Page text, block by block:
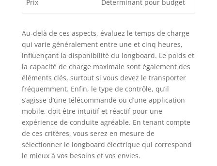
Prix Déterminant pour budget
Au-delà de ces aspects, évaluez le temps de charge
qui varie généralement entre une et cinq heures,
influençant la disponibilité du longboard. Le poids et
la capacité de charge maximale sont également des
éléments clés, surtout si vous devez le transporter
fréquemment. Enfin, le type de contrôle, qu’il
s’agisse d’une télécommande ou d’une application
mobile, doit être intuitif et réactif pour une
expérience de conduite agréable. En tenant compte
de ces critères, vous serez en mesure de
sélectionner le longboard électrique qui correspond
le mieux à vos besoins et vos envies.